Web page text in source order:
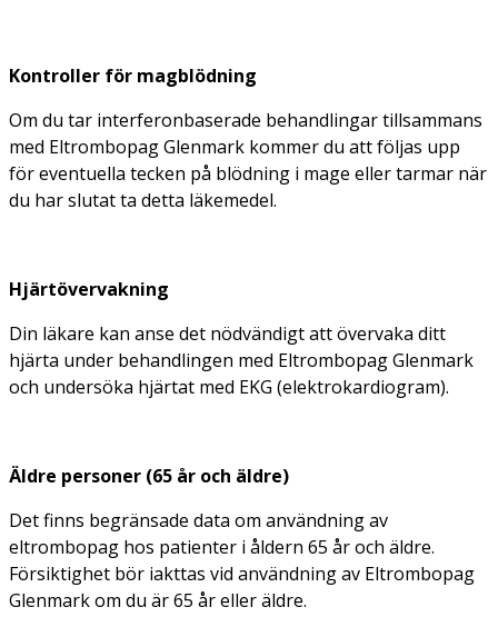
Kontroller för magblödning
Om du tar interferonbaserade behandlingar tillsammans
med Eltrombopag Glenmark kommer du att följas upp
för eventuella tecken på blödning i mage eller tarmar när
du har slutat ta detta läkemedel.
Hjärtövervakning
Din läkare kan anse det nödvändigt att övervaka ditt
hjärta under behandlingen med Eltrombopag Glenmark
och undersöka hjärtat med EKG (elektrokardiogram).
Äldre personer (65 år och äldre)
Det finns begränsade data om användning av
eltrombopag hos patienter i åldern 65 år och äldre.
Försiktighet bör iakttas vid användning av Eltrombopag
Glenmark om du är 65 år eller äldre.